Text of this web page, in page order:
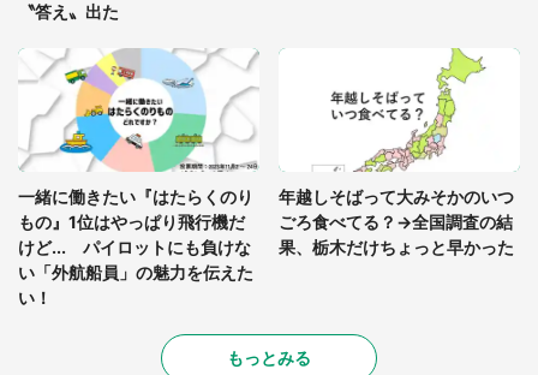
〝答え〟出た
一緒に働きたい『はたらくのり
もの』1位はやっぱり飛行機だ
けど... パイロットにも負けな
い「外航船員」の魅力を伝えた
い！
年越しそばって大みそかのいつ
ごろ食べてる？→全国調査の結
果、栃木だけちょっと早かった
もっとみる